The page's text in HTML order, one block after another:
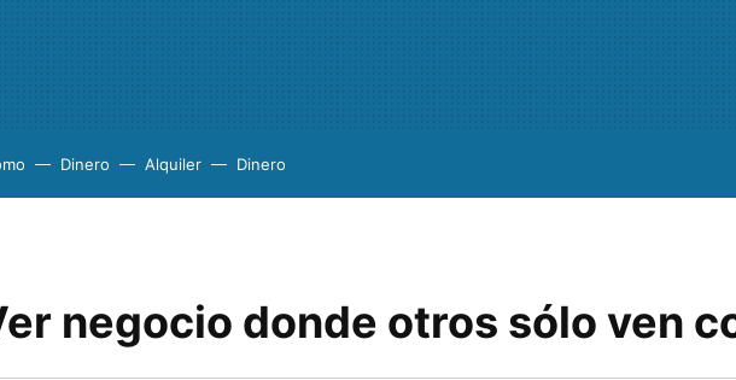
Dinero Alquiler Dinero
negocio donde otros sólo ven